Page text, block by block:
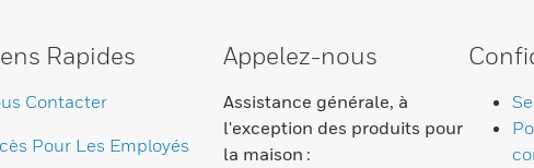
Rapides
Contacter
Pour Les Employés
Appelez-nous
Assistance générale, à
l'exception des produits pour
la maison :